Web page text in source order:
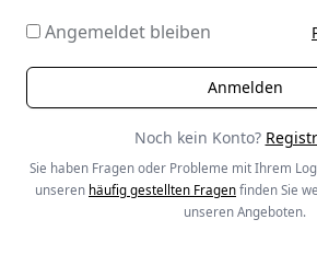
Angemeldet bleiben
Noch kein Konto?
Sie haben Fragen oder Probleme mit Ihrem
unseren häufig gestellten Fragen finden Sie
unseren Angeboten.